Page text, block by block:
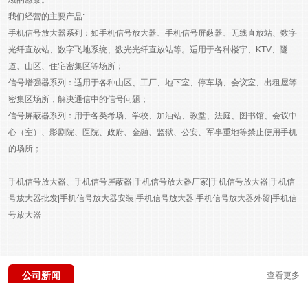
我们经营的主要产品:
手机信号放大器系列：如手机信号放大器、手机信号屏蔽器、无线直放站、数字
光纤直放站、数字飞地系统、数光光纤直放站等。适用于各种楼宇、KTV、隧
道、山区、住宅密集区等场所；
信号增强器系列：适用于各种山区、工厂、地下室、停车场、会议室、出租屋等
密集区场所，解决通信中的信号问题；
信号屏蔽器系列：用于各类考场、学校、加油站、教堂、法庭、图书馆、会议中
心（室）、影剧院、医院、政府、金融、监狱、公安、军事重地等禁止使用手机
的场所；
手机信号放大器、手机信号屏蔽器|手机信号放大器厂家|手机信号放大器|手机信
号放大器批发|手机信号放大器安装|手机信号放大器|手机信号放大器外贸|手机信
号放大器
公司新闻 查看更多